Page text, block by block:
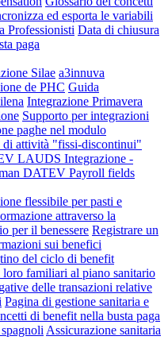
ed esporta le variabili
Professionisti Data di chiusura
paga
Silae a3innuva
de PHC Guida
Integrazione Primavera
Supporto per integrazioni
paghe nel modulo
di attività "fissi-discontinui"
LAUDS Integrazione -
DATEV Payroll fields
flessibile per pasti e
attraverso la
per il benessere Registrare un
sui benefici
del ciclo di benefit
familiari al piano sanitario
delle transazioni relative
Pagina di gestione sanitaria e
di benefit nella busta paga
Assicurazione sanitaria